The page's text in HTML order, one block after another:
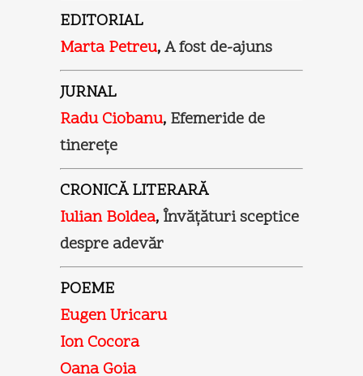
EDITORIAL
Marta Petreu,A fost de-ajuns
JURNAL
Radu Ciobanu, Efemeride de
tinereţe
CRONICĂ LITERARĂ
Iulian Boldea,Învăţături sceptice
despre adevăr
POEME
Eugen Uricaru
Ion Cocora
Oana Goia